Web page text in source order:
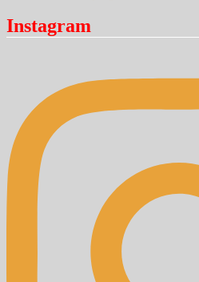
Instagram